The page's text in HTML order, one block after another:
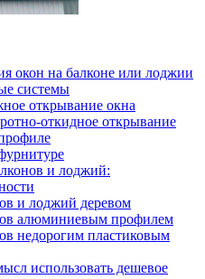
окон на балконе или лоджии
системы
открывание окна
откидное открывание
и лоджий:
и лоджий деревом
алюминиевым профилем
недорогим пластиковым
использовать дешевое